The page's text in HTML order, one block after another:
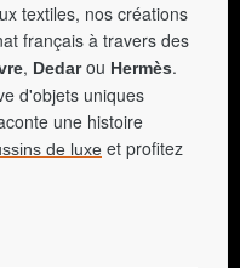
textiles, nos créations
français à travers des
, Dedarou Hermès.
d'objets uniques
une histoire
de luxe et profitez